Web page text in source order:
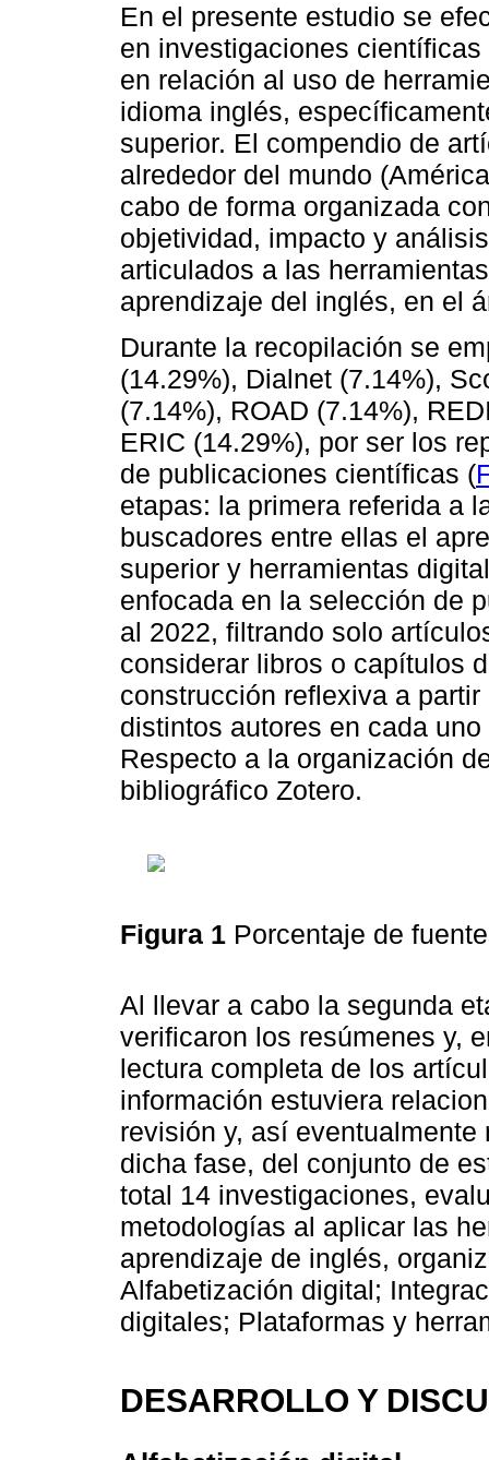
En el presente estudio se
en investigaciones
en relación al uso de
idioma inglés,
superior. El compendio de
alrededor del mundo
cabo de forma organizada
objetividad, impacto y
articulados a las
aprendizaje del inglés, en el
Durante la recopilación se
(14.29%), Dialnet (7.14%),
(7.14%), ROAD (7.14%),
ERIC (14.29%), por ser los
de publicaciones científicas (
etapas: la primera referida a
buscadores entre ellas el
superior y herramientas
enfocada en la selección de
al 2022, filtrando solo
considerar libros o capítulos
construcción reflexiva a
distintos autores en cada
Respecto a la organización
bibliográfico Zotero.
Figura 1 Porcentaje de
Al llevar a cabo la segunda
verificaron los resúmenes y,
lectura completa de los
información estuviera
revisión y, así
dicha fase, del conjunto de
total 14 investigaciones,
metodologías al aplicar las
aprendizaje de inglés,
Alfabetización digital;
digitales; Plataformas y
DESARROLLO Y